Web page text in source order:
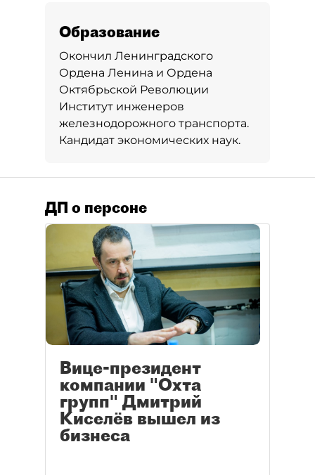
Образование
Окончил Ленинградского
Ордена Ленина и Ордена
Октябрьской Революции
Институт инженеров
железнодорожного транспорта.
Кандидат экономических наук.
ДП о персоне
Вице-президент
компании "Охта
групп" Дмитрий
Киселёв вышел из
бизнеса